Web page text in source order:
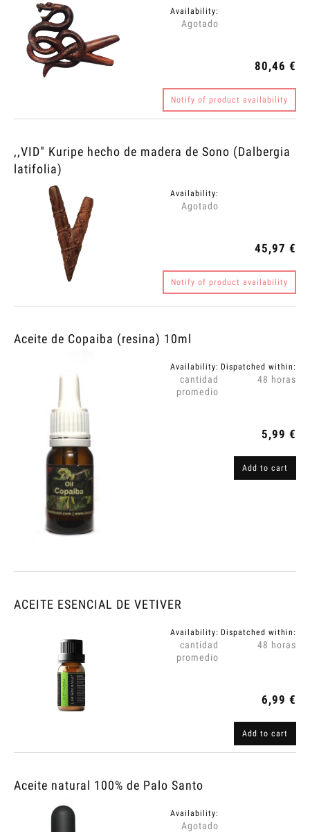
Availability:
Agotado
80,46 €
Notify of product availability
,,VID" Kuripe hecho de madera de Sono (Dalbergia
latifolia)
Availability:
Agotado
45,97 €
Notify of product availability
Aceite de Copaiba (resina) 10ml
Availability:
cantidad
promedio
Dispatched within:
48 horas
5,99 €
Add to cart
ACEITE ESENCIAL DE VETIVER
Availability:
cantidad
promedio
Dispatched within:
48 horas
6,99 €
Add to cart
Aceite natural 100% de Palo Santo
Availability:
Agotado